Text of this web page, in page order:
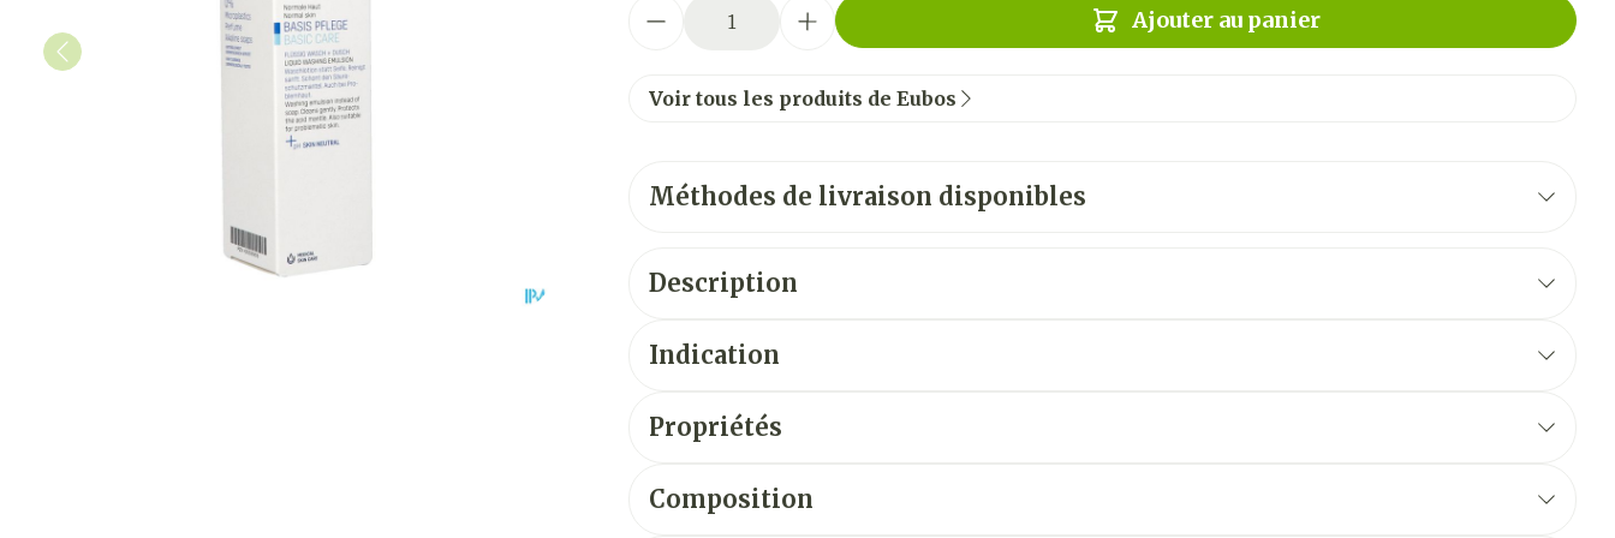
Ajouter au panier
Voir tous les produits de Eubos
Méthodes de livraison disponibles
Description
Indication
Propriétés
Composition